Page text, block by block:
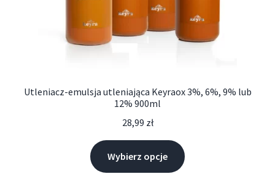
Utleniacz-emulsja utleniająca Keyraox 3%, 6%, 9% lub
12% 900ml
28,99 zł
Wybierz opcje